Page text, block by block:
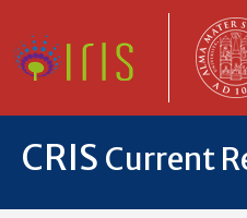
CRIS Current